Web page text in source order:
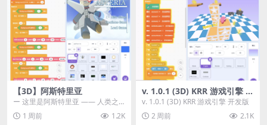
【3D】阿斯特里亚
ー 这里是阿斯特里亚 —— 人类之
罪与未来希望交汇之地 📖 游戏简
介 《阿斯特里...
1 周前 1.2K
v. 1.0.1 (3D) KRR 游戏引擎 开
发版
v. 1.0.1 (3D) KRR 游戏引擎 开发版
2 周前
2.1K